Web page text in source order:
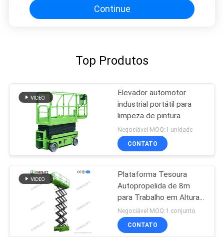
Continue
Top Produtos
Elevador automotor
industrial portátil para
limpeza de pintura
Negociável MOQ:1 unidade
CONTATO
Plataforma Tesoura
Autopropelida de 8m
para Trabalho em Altura
com Capacidade de
Carga de 230Kg
Negociável MOQ:1 conjunto
CONTATO